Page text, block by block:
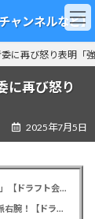
ャンネルなど】
に再び怒り表明「
に再び怒り
2025年7月5日
カープドラ6西川篤夢！「日本を代表する遊撃手になりたい」【ドラフト会議2025】
カープドラ5赤木晴哉！191cm最速153キロ！佛教大の本格派右腕！【ドラフト会議2025】